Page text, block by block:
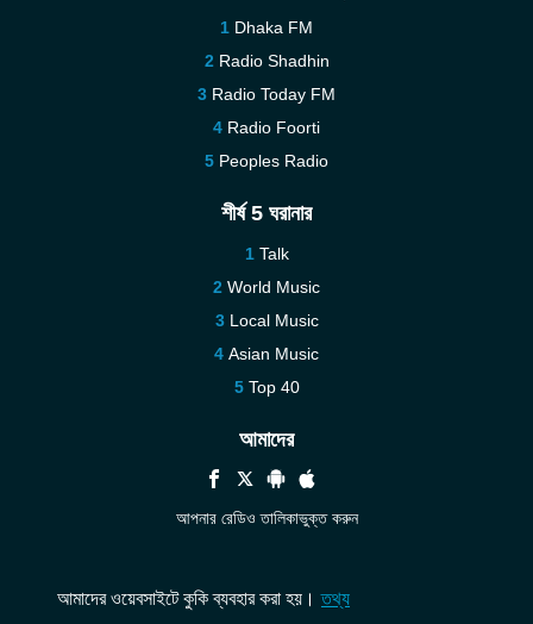
Dhaka FM
Radio Shadhin
Radio Today FM
Radio Foorti
Peoples Radio
শীর্ষ 5 ঘরানার
Talk
World Music
Local Music
Asian Music
Top 40
আমাদের
আপনার রেডিও তালিকাভুক্ত করুন
আমাদের ওয়েবসাইটে কুকি ব্যবহার করা হয়। তথ্য